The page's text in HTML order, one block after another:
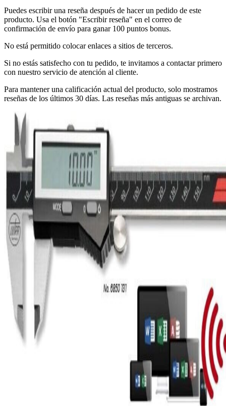
Puedes escribir una reseña después de hacer un pedido de este
producto. Usa el botón "Escribir reseña" en el correo de
confirmación de envío para ganar 100 puntos bonus.
No está permitido colocar enlaces a sitios de terceros.
Si no estás satisfecho con tu pedido, te invitamos a contactar primero
con nuestro servicio de atención al cliente.
Para mantener una calificación actual del producto, solo mostramos
reseñas de los últimos 30 días. Las reseñas más antiguas se archivan.